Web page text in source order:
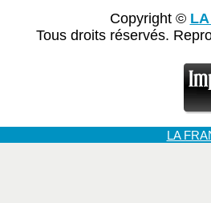
Copyright ©
Tous droits réservés.
LA